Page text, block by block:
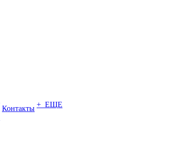
Контакты + ЕЩЕ